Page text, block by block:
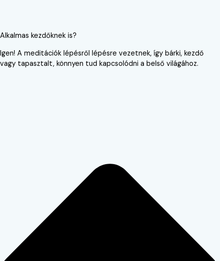
Alkalmas kezdőknek is?
Igen! A meditációk lépésről lépésre vezetnek, így bárki, kezdő
vagy tapasztalt, könnyen tud kapcsolódni a belső világához.